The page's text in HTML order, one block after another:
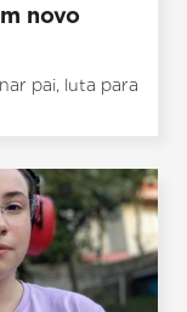
novo
pai, luta para